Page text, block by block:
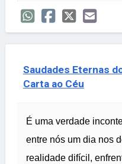
Saudades Eternas
Carta ao Céu
É uma verdade
entre nós um dia nos
realidade difícil,